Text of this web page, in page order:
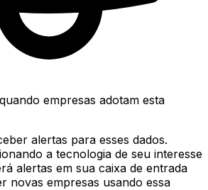
empresas adotam esta
alertas para esses dados.
a tecnologia de seu interesse
alertas em sua caixa de entrada
novas empresas usando essa